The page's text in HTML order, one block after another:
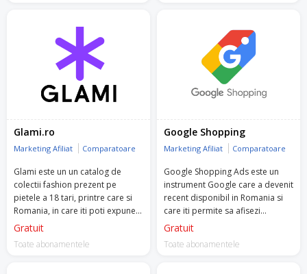
Glami.ro
Marketing Afiliat Comparatoare
Glami este un un catalog de
colectii fashion prezent pe
pietele a 18 tari, printre care si
Romania, in care iti poti expune
produse din propriul magazin
Gratuit
Toate abonamentele
Google Shopping
Marketing Afiliat Comparatoare
Google Shopping Ads este un
instrument Google care a devenit
recent disponibil in Romania si
care iti permite sa afisezi
produsele si detaliile lor.
Gratuit
Toate abonamentele